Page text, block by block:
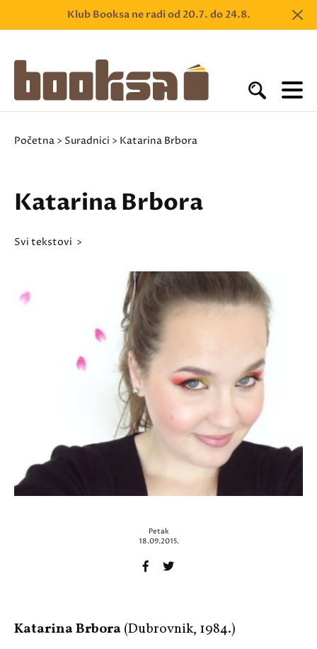
Klub Booksa ne radi od 20.7. do 24.8.
Početna > Suradnici > Katarina Brbora
Katarina Brbora
svi tekstovi >
Petak
18.09.2015.
Katarina Brbora(Dubrovnik, 1984.)